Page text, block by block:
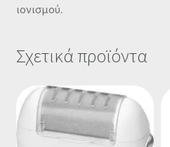
ιονισμού.
Σχετικά προϊόντα